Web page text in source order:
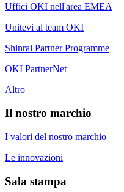
Uffici OKI nell'area EMEA
Unitevi al team OKI
Shinrai Partner Programme
OKI PartnerNet
Altro
Il nostro marchio
I valori del nostro marchio
Le innovazioni
Sala stampa